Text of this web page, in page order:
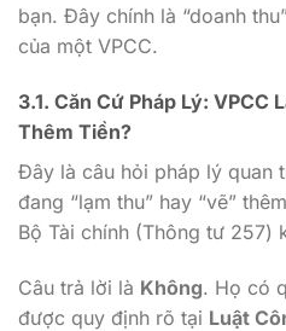
bạn. Đây chính là “doanh
của một VPCC.
3.1. Căn Cứ Pháp Lý: VPCC
Thêm Tiền?
Đây là câu hỏi pháp lý quan
đang “lạm thu” hay “vẽ”
Bộ Tài chính (Thông tư 257)
Câu trả lời là Không. Họ có
được quy định rõ tại Luật